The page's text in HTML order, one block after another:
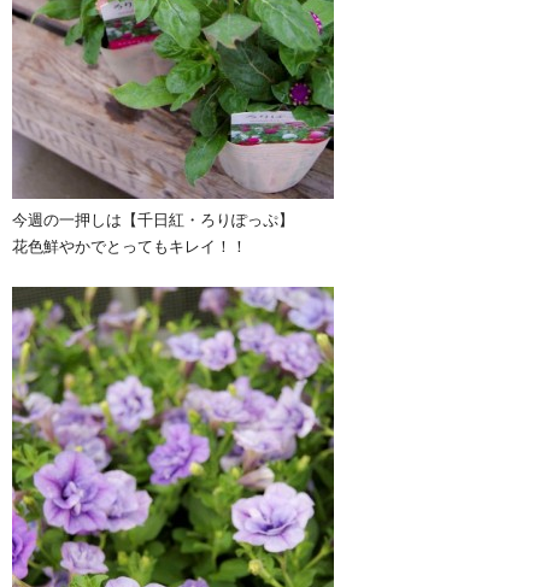
今週の一押しは【千日紅・ろりぽっぷ】
花色鮮やかでとってもキレイ！！